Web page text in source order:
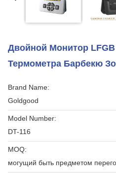
Двойной Монитор
Термометра Барбекю
Brand Name:
Goldgood
Model Number:
DT-116
MOQ:
могущий быть предметом